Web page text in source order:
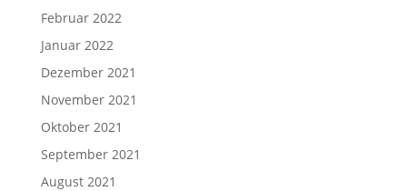
Februar 2022
Januar 2022
Dezember 2021
November 2021
Oktober 2021
September 2021
August 2021